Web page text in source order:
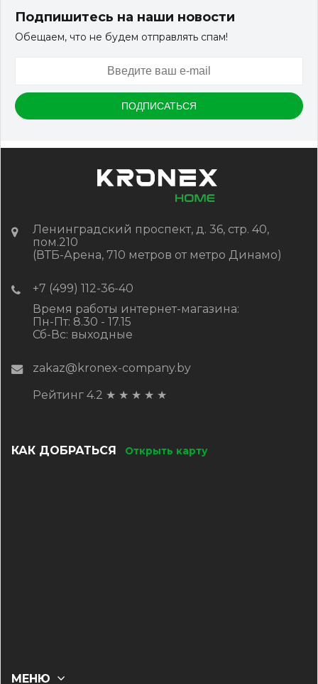
150*25*3000 мм
КУПИТЬ
Подпишитесь на наши новости
Обещаем, что не будем отправлять спам!
Ленинградский проспект, д. 36, стр. 40,
пом.210
(ВТБ-Арена, 710 метров от метро Динамо)
+7 (499) 112-36-40
Время работы интернет-магазина:
Пн-Пт: 8.30 - 17.15
Сб-Вс: выходные
zakaz@kronex-company.by
Рейтинг 4.2 ★ ★ ★ ★ ★
КАК ДОБРАТЬСЯ Открыть карту
МЕНЮ